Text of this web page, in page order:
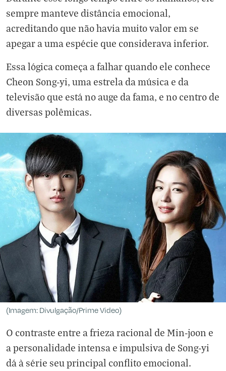
sempre manteve distância emocional,
acreditando que não havia muito valor em se
apegar a uma espécie que considerava inferior.
Essa lógica começa a falhar quando ele conhece
Cheon Song-yi, uma estrela da música e da
televisão que está no auge da fama, e no centro de
diversas polêmicas.
(Imagem: Divulgação/Prime Video)
O contraste entre a frieza racional de Min-joon e
a personalidade intensa e impulsiva de Song-yi
dá à série seu principal conflito emocional.